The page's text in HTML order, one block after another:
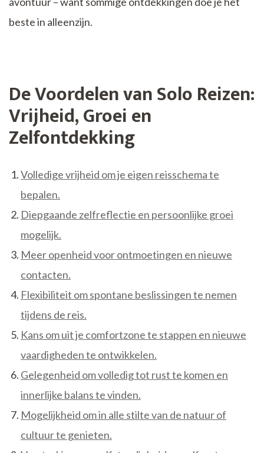
beste in alleenzijn.
De Voordelen van Solo Reizen:
Vrijheid, Groei en
Zelfontdekking
Volledige vrijheid om je eigen reisschema te
bepalen.
Diepgaande zelfreflectie en persoonlijke groei
mogelijk.
Meer openheid voor ontmoetingen en nieuwe
contacten.
Flexibiliteit om spontane beslissingen te nemen
tijdens de reis.
Kans om uit je comfortzone te stappen en nieuwe
vaardigheden te ontwikkelen.
Gelegenheid om volledig tot rust te komen en
innerlijke balans te vinden.
Mogelijkheid om in alle stilte van de natuur of
cultuur te genieten.